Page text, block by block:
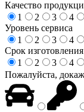
Качество
1
2 3 4
Уровень сервиса
1
2 3 4
Срок изготовления
1
2 3 4
Пожалуйста,